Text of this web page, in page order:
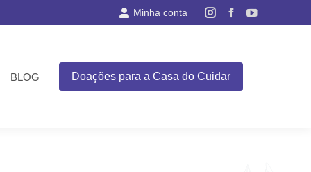
Minha conta
Instagram
in
new
Facebook
in
new
YouTube
BLOG Doações para a Casa do Cuidar